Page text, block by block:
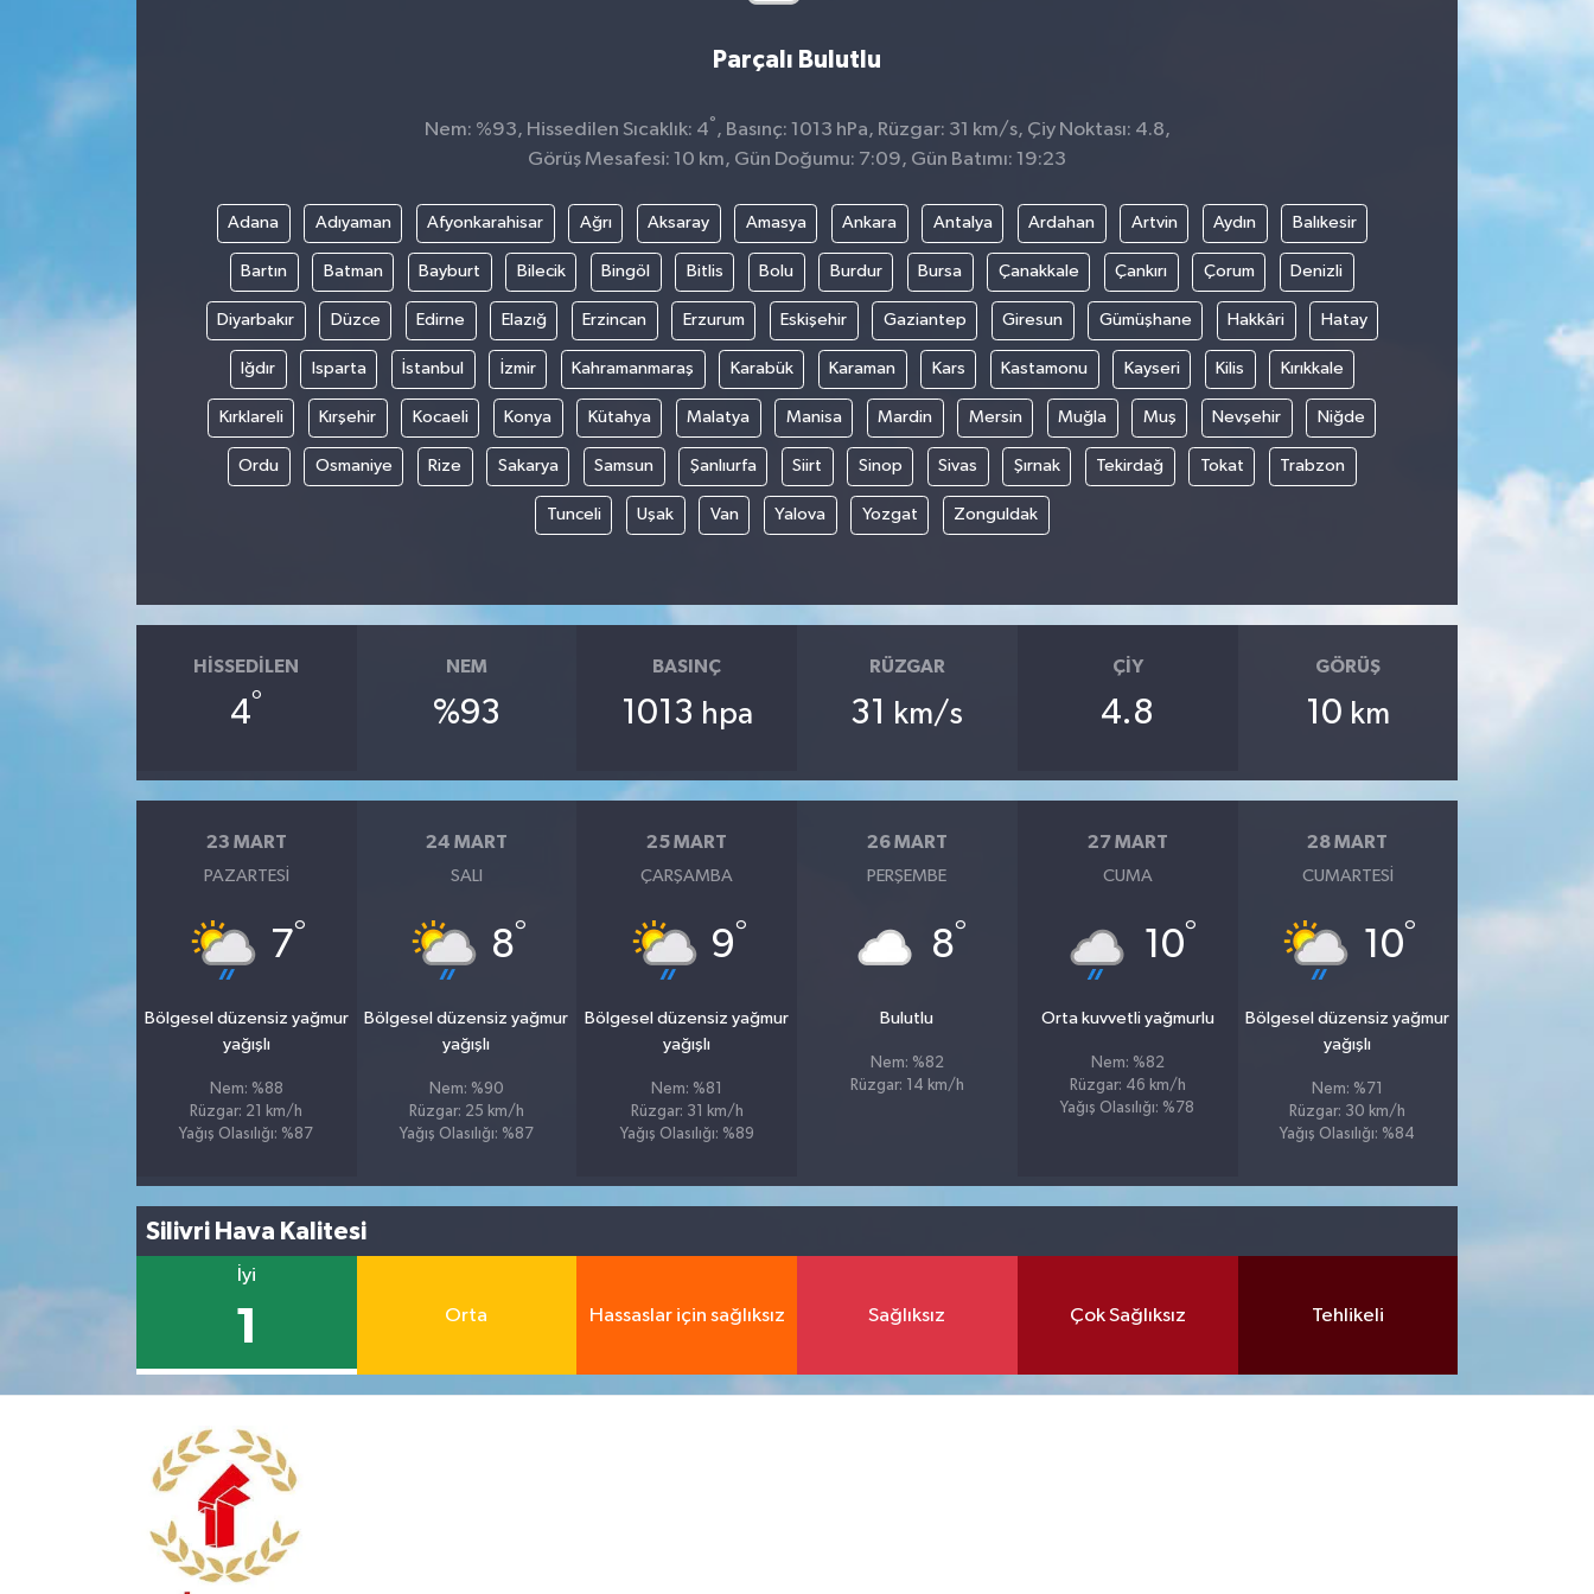
Parçalı Bulutlu
Nem: %93, Hissedilen Sıcaklık: 4° , Basınç: 1013 hPa, Rüzgar: 31 km/s, Çiy Noktası: 4.8,
Görüş Mesafesi: 10 km, Gün Doğumu: 7:09, Gün Batımı: 19:23
Adana Adıyaman Afyonkarahisar Ağrı Aksaray Amasya Ankara Antalya Ardahan Artvin Aydın Balıkesir
Bartın Batman Bayburt Bilecik Bingöl Bitlis Bolu Burdur Bursa Çanakkale Çankırı Çorum Denizli
Diyarbakır Düzce Edirne Elazığ Erzincan Erzurum Eskişehir Gaziantep Giresun Gümüşhane Hakkâri Hatay
Iğdır Isparta İstanbul İzmir Kahramanmaraş Karabük Karaman Kars Kastamonu Kayseri Kilis Kırıkkale
Kırklareli Kırşehir Kocaeli Konya Kütahya Malatya Manisa Mardin Mersin Muğla Muş Nevşehir Niğde
Ordu Osmaniye Rize Sakarya Samsun Şanlıurfa Siirt Sinop Sivas Şırnak Tekirdağ Tokat Trabzon
Tunceli Uşak Van Yalova Yozgat Zonguldak
HISSEDILEN
4°
NEM
%93
BASINÇ
1013 hpa
RÜZGAR
31 km/s
ÇIY
4.8
GÖRÜŞ
10 km
23 MART
PAZARTESI
7°
Bölgesel düzensiz yağmur
yağışlı
Nem: %88
Rüzgar: 21 km/h
Yağış Olasılığı: %87
24 MART
SALI
8°
Bölgesel düzensiz yağmur
yağışlı
Nem: %90
Rüzgar: 25 km/h
Yağış Olasılığı: %87
25 MART
ÇARŞAMBA
9°
Bölgesel düzensiz yağmur
yağışlı
Nem: %81
Rüzgar: 31 km/h
Yağış Olasılığı: %89
26 MART
PERŞEMBE
8°
Bulutlu
Nem: %82
Rüzgar: 14 km/h
27 MART
CUMA
10°
Orta kuvvetli yağmurlu
Nem: %82
Rüzgar: 46 km/h
Yağış Olasılığı: %78
28 MART
CUMARTESI
10°
Bölgesel düzensiz yağmur
yağışlı
Nem: %71
Rüzgar: 30 km/h
Yağış Olasılığı: %84
Silivri Hava Kalitesi
İyi
1 Orta Hassaslar için sağlıksız Sağlıksız Çok Sağlıksız Tehlikeli
PROJELER İNGİLİZCE
YEREL MEDYA RAPORU